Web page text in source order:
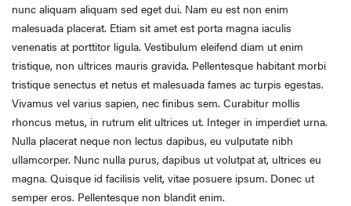
nunc aliquam aliquam sed eget dui. Nam eu est non enim
malesuada placerat. Etiam sit amet est porta magna iaculis
venenatis at porttitor ligula. Vestibulum eleifend diam ut enim
tristique, non ultrices mauris gravida. Pellentesque habitant morbi
tristique senectus et netus et malesuada fames ac turpis egestas.
Vivamus vel varius sapien, nec finibus sem. Curabitur mollis
rhoncus metus, in rutrum elit ultrices ut. Integer in imperdiet urna.
Nulla placerat neque non lectus dapibus, eu vulputate nibh
ullamcorper. Nunc nulla purus, dapibus ut volutpat at, ultrices eu
magna. Quisque id facilisis velit, vitae posuere ipsum. Donec ut
semper eros. Pellentesque non blandit enim.